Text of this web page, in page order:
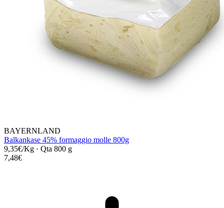
BAYERNLAND
Balkankase 45% formaggio molle 800g
9,35€/Kg · Qta 800 g
7,48€